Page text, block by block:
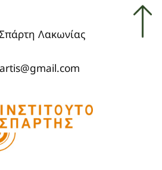
Λακωνίας